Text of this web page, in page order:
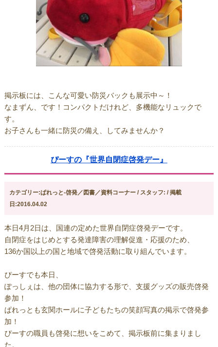
掲示板には、こんな可愛い防災バックも展示中～！
なまずん、です！コンパクトだけれど、多機能なリュックで
す。
お子さんも一緒に防災の備え、してみませんか？
ぴーすの『世界自閉症啓発デー』
カテゴリー:ぱれっと-啓発／図書／資料コーナー / スタッフ: / 掲載
日:2016.04.02
本日4月2日は、国連の定めた世界自閉症啓発デーです。
自閉症をはじめとする発達障害の理解促進・応援のため、
136か国以上の国と地域で啓発活動に取り組んでいます。
ぴーすでも本日、
ぽっしぇは、他の団体に協力する形で、支援グッズの販売啓発
参加！
ぱれっとも玄関ホールに子どもたちの笑顔写真の掲示で啓発参
加！
ぴーすの職員も啓発に想いをこめて、掲示板前に集まりまし
た。